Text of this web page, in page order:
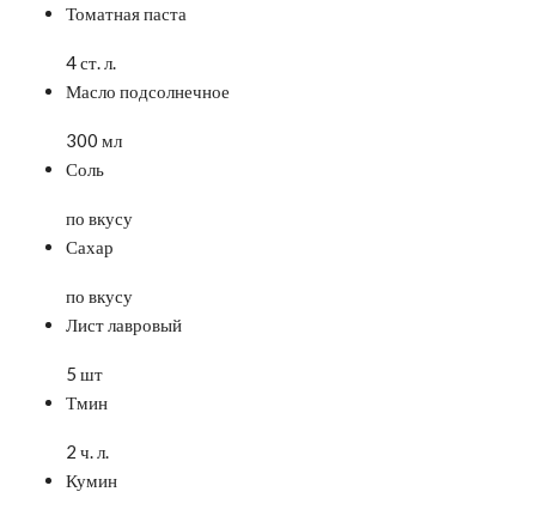
Томатная паста
4 ст. л.
Масло подсолнечное
300 мл
Соль
по вкусу
Сахар
по вкусу
Лист лавровый
5 шт
Тмин
2 ч. л.
Кумин